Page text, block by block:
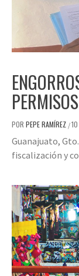
POR PEPE RAMÍREZ /
Guanajuato,
fiscalización y